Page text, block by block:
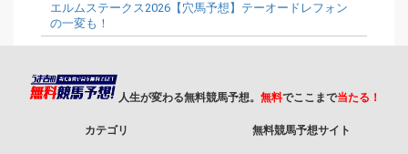
エルムステークス2026【穴馬予想】テーオードレフォン
の一変も！
人生が変わる無料競馬予想。 無料でここまで当たる！
カテゴリ 無料競馬予想サイト